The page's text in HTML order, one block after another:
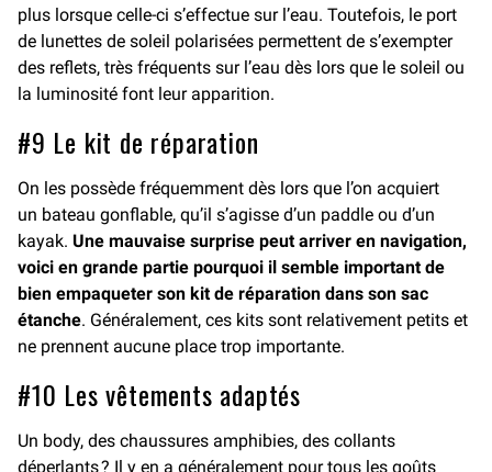
plus lorsque celle-ci s’effectue sur l’eau. Toutefois, le port
de lunettes de soleil polarisées permettent de s’exempter
des reflets, très fréquents sur l’eau dès lors que le soleil ou
la luminosité font leur apparition.
#9 Le kit de réparation
On les possède fréquemment dès lors que l’on acquiert
un bateau gonflable, qu’il s’agisse d’un paddle ou d’un
kayak. Une mauvaise surprise peut arriver en navigation,
voici en grande partie pourquoi il semble important de
bien empaqueter son kit de réparation dans son sac
étanche. Généralement, ces kits sont relativement petits et
ne prennent aucune place trop importante.
#10 Les vêtements adaptés
Un body, des chaussures amphibies, des collants
déperlants ? Il y en a généralement pour tous les goûts